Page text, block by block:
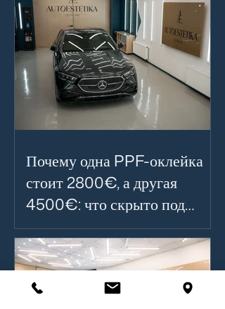
Почему одна PPF-оклейка
стоит 2800€, а другая
4500€: что скрыто под
прозрачной плёнкой